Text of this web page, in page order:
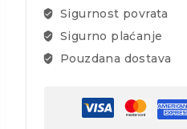
količina
Sigurnost povrata
Sigurno plaćanje
Pouzdana dostava